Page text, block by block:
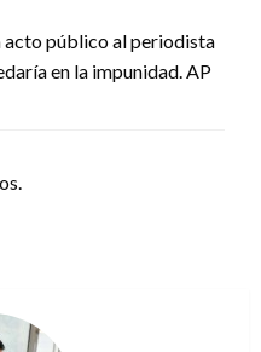
acto público al periodista
en la impunidad. AP